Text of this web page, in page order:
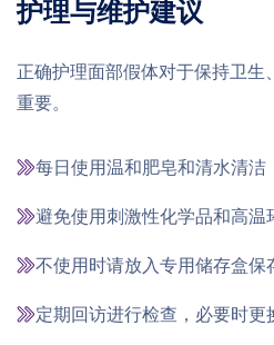
护理与维护建议
正确护理面部假体对于保持卫生
重要。
每日使用温和肥皂和清水清洁
避免使用刺激性化学品和高温
不使用时请放入专用储存盒保
定期回访进行检查，必要时更